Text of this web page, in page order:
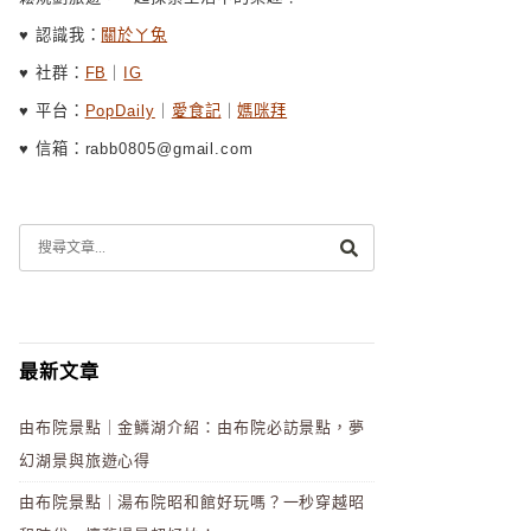
♥ 認識我： 關於ㄚ兔
♥ 社群： FB IG
♥ 平台： PopDaily 愛食記 ｜媽咪拜
♥ 信箱：rabb0805@gmail.com
最新文章
由布院景點｜金鱗湖介紹：由布院必訪景點，夢
幻湖景與旅遊心得
由布院景點｜湯布院昭和館好玩嗎？一秒穿越昭